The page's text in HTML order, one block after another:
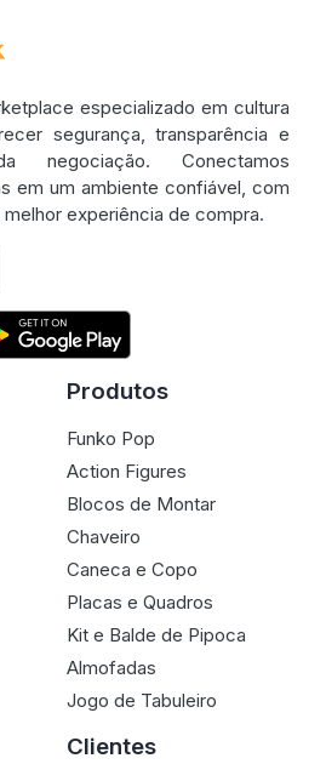
especializado em cultura
segurança, transparência e
negociação. Conectamos
em um ambiente confiável, com
experiência de compra.
Produtos
Funko Pop
Action Figures
Blocos de Montar
Chaveiro
Caneca e Copo
Placas e Quadros
Kit e Balde de Pipoca
Almofadas
Jogo de Tabuleiro
Clientes